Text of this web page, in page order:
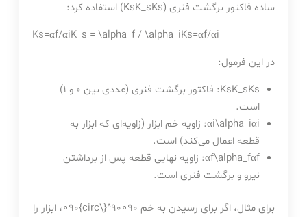
ساده فاکتور برگشت فنری (
KsK_sKs
) استفاده کرد:
Ks=αf/αiK_s = \alpha_f / \alpha_iKs=αf/αi
در این فرمول:
KsK_sKs
: فاکتور برگشت فنری (عددی بین 0 و 1)
است.
αi\alpha_iαi
: زاویه خم ابزار (زاویه‌ای که ابزار به
قطعه اعمال می‌کند) است.
αf\alpha_fαf
: زاویه نهایی قطعه پس از برداشتن
نیرو و برگشت فنری است.
برای مثال، اگر برای رسیدن به خم 90∘90^{\circ}
90
∘، ابزار را